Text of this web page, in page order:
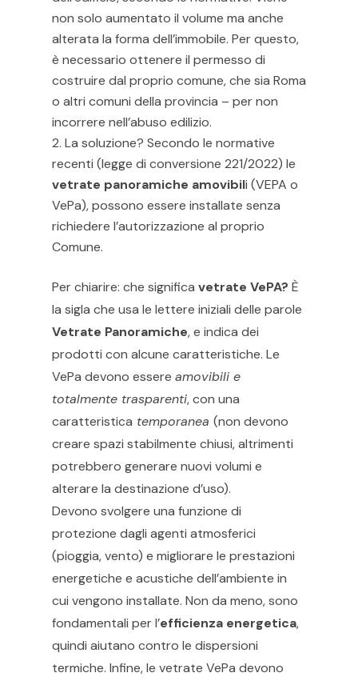
non solo aumentato il volume ma anche
alterata la forma dell’immobile. Per questo,
è necessario ottenere il permesso di
costruire dal proprio comune, che sia Roma
o altri comuni della provincia – per non
incorrere nell’abuso edilizio.
La soluzione? Secondo le normative
recenti (legge di conversione 221/2022) le
vetrate panoramiche amovibili (VEPA o
VePa), possono essere installate senza
richiedere l’autorizzazione al proprio
Comune.
Per chiarire: che significa vetrate VePA? È
la sigla che usa le lettere iniziali delle parole
Vetrate Panoramiche, e indica dei
prodotti con alcune caratteristiche. Le
VePa devono essere amovibili e
totalmente trasparenti, con una
caratteristica temporanea (non devono
creare spazi stabilmente chiusi, altrimenti
potrebbero generare nuovi volumi e
alterare la destinazione d’uso).
Devono svolgere una funzione di
protezione dagli agenti atmosferici
(pioggia, vento) e migliorare le prestazioni
energetiche e acustiche dell’ambiente in
cui vengono installate. Non da meno, sono
fondamentali per l’efficienza energetica,
quindi aiutano contro le dispersioni
termiche. Infine, le vetrate VePa devono